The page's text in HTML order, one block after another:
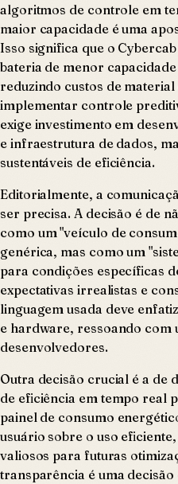
algoritmos de controle em
maior capacidade é uma
Isso significa que o
bateria de menor
reduzindo custos de material
implementar controle
exige investimento em
e infraestrutura de dados,
sustentáveis de eficiência.
Editorialmente, a
ser precisa. A decisão é de
como um "veículo de
genérica, mas como um
para condições específicas
expectativas irrealistas e
linguagem usada deve
e hardware, ressoando com
desenvolvedores.
Outra decisão crucial é a de
de eficiência em tempo real
painel de consumo
usuário sobre o uso
valiosos para futuras
transparência é uma